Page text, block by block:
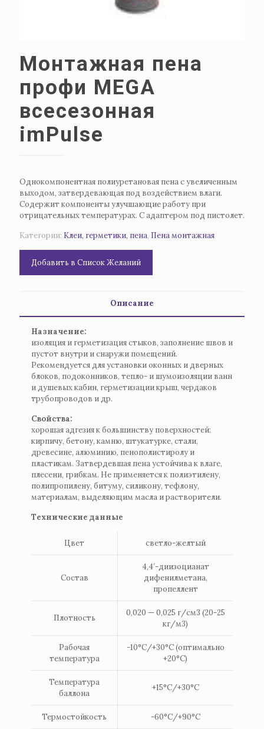
Монтажная пена
профи MEGA
всесезонная
imPulse
Oднокомпонентная полиуретановая пена с увеличенным
выходом, затвердевающая под воздействием влаги.
Содержит компоненты улучшающие работу при
отрицательных температурах. С адаптером под пистолет.
Категории: Клеи, герметики, пена, Пена монтажная
Добавить в Список Желаний
Описание
Назначение:
изоляция и герметизация стыков, заполнение швов и
пустот внутри и снаружи помещений.
Рекомендуется для установки оконных и дверных
блоков, подоконников, тепло- и шумоизоляции ванн
и душевых кабин, герметизации крыш, чердаков
трубопроводов и др.
Свойства:
хорошая адгезия к большинству поверхностей:
кирпичу, бетону, камню, штукатурке, стали,
древесине, алюминию, пенополистиролу и
пластикам. Затвердевшая пена устойчива к влаге,
плесени, грибкам. Не применяется к полиэтилену,
полипропилену, битуму, силикону, тефлону,
материалам, выделяющим масла и растворители.
Tехнические данные
Цвет светло-желтый
Состав
4,4′-диизоцианат
дифенилметана,
пропеллент
Плотность
0,020 — 0,025 г/см3 (20-25
кг/м3)
Рабочая
температура
-10°С/+30°С (оптимально
+20°С)
Температура
баллона
+15°С/+30°С
Термостойкость -60°С/+90°С